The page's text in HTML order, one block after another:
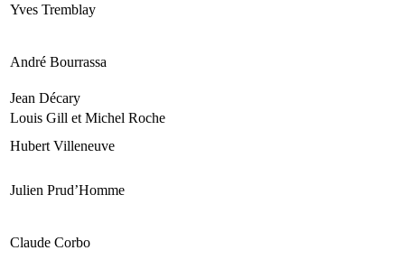
Yves Tremblay
André Bourrassa
Jean Décary
Louis Gill et Michel Roche
Hubert Villeneuve
Julien Prud’Homme
Claude Corbo